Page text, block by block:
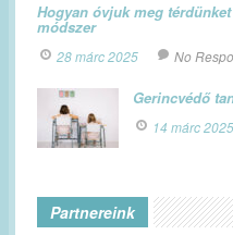
Hogyan óvjuk meg
módszer
28 márc 2025 No
Gerincvédő
14 márc 2025
Partnereink